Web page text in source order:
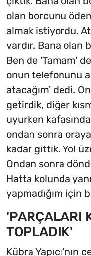
olan borcunu
almak istiyordu.
vardır. Bana olan
Ben de 'Tamam'
onun telefonunu
atacağım' dedi.
getirdik, diğer
uyurken
ondan sonra
kadar gittik. Yol
Ondan sonra
Hatta kolunda
yapmadığım için
'PARÇALARI
TOPLADIK'
Kübra Yapıcı'nın